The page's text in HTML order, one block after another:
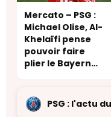
Mercato – PSG :
Michael Olise, Al-
Khelaïfi pense
pouvoir faire
plier le Bayern
PSG : l'actu